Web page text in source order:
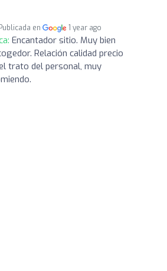
Publicada en 1 year ago
Encantador sitio. Muy bien
Relación calidad precio
trato del personal, muy